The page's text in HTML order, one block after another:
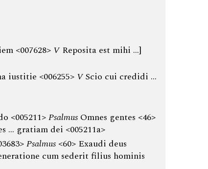
<007628> V Reposita est mihi …]
iustitie <006255> VScio cui credidi …
<005211>Psalmus Omnes gentes <46>
… gratiam dei <005211a>
Psalmus <60> Exaudi deus
cum sederit filius hominis